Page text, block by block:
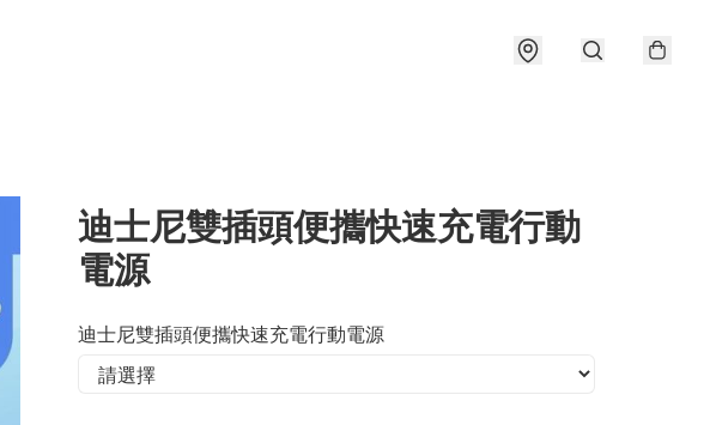
迪士尼雙插頭便攜快速充電行動
電源
迪士尼雙插頭便攜快速充電行動電源